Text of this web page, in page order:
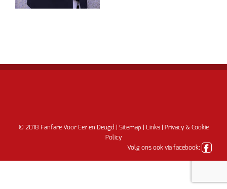
© 2018 Fanfare Voor Eer en Deugd | Sitemap Links|
Privacy & Cookie
Policy
Volg ons ook via facebook: